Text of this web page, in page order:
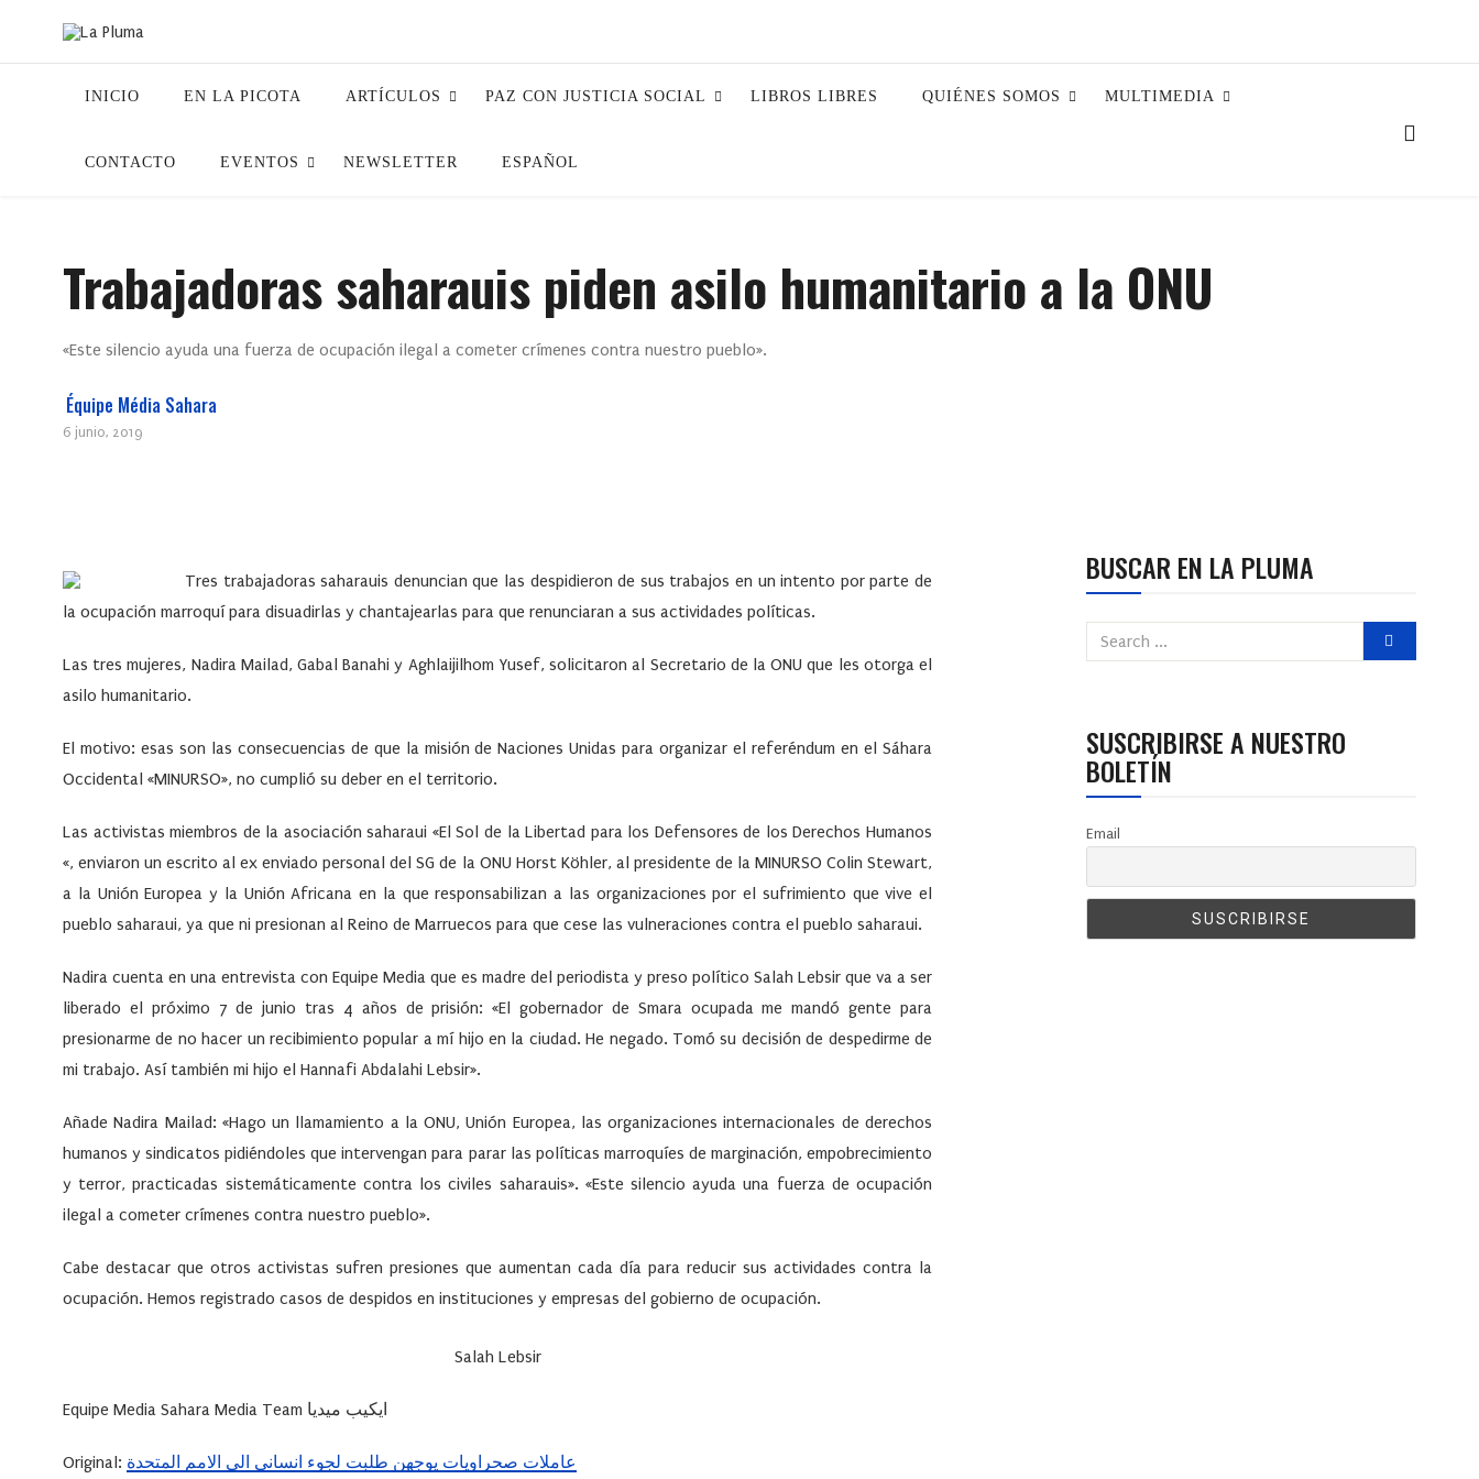
INICIO EN LA PICOTA ARTÍCULOS PAZ CON JUSTICIA SOCIAL LIBROS LIBRES QUIÉNES SOMOS MULTIMEDIA
CONTACTO EVENTOS NEWSLETTER ESPAÑOL
Trabajadoras saharauis piden asilo humanitario a la ONU
«Este silencio ayuda una fuerza de ocupación ilegal a cometer crímenes contra nuestro pueblo».
Équipe Média Sahara
6 junio, 2019
Tres trabajadoras saharauis denuncian que las despidieron de sus trabajos en un intento por parte de
la ocupación marroquí para disuadirlas y chantajearlas para que renunciaran a sus actividades políticas.
Las tres mujeres, Nadira Mailad, Gabal Banahi y Aghlaijilhom Yusef, solicitaron al Secretario de la ONU que les otorga el
asilo humanitario.
El motivo: esas son las consecuencias de que la misión de Naciones Unidas para organizar el referéndum en el Sáhara
Occidental «MINURSO», no cumplió su deber en el territorio.
Las activistas miembros de la asociación saharaui «El Sol de la Libertad para los Defensores de los Derechos Humanos
«, enviaron un escrito al ex enviado personal del SG de la ONU Horst Köhler, al presidente de la MINURSO Colin Stewart,
a la Unión Europea y la Unión Africana en la que responsabilizan a las organizaciones por el sufrimiento que vive el
pueblo saharaui, ya que ni presionan al Reino de Marruecos para que cese las vulneraciones contra el pueblo saharaui.
Nadira cuenta en una entrevista con Equipe Media que es madre del periodista y preso político Salah Lebsir que va a ser
liberado el próximo 7 de junio tras 4 años de prisión: «El gobernador de Smara ocupada me mandó gente para
presionarme de no hacer un recibimiento popular a mí hijo en la ciudad. He negado. Tomó su decisión de despedirme de
mi trabajo. Así también mi hijo el Hannafi Abdalahi Lebsir».
Añade Nadira Mailad: «Hago un llamamiento a la ONU, Unión Europea, las organizaciones internacionales de derechos
humanos y sindicatos pidiéndoles que intervengan para parar las políticas marroquíes de marginación, empobrecimiento
y terror, practicadas sistemáticamente contra los civiles saharauis». «Este silencio ayuda una fuerza de ocupación
ilegal a cometer crímenes contra nuestro pueblo».
Cabe destacar que otros activistas sufren presiones que aumentan cada día para reducir sus actividades contra la
ocupación. Hemos registrado casos de despidos en instituciones y empresas del gobierno de ocupación.
Salah Lebsir
Equipe Media Sahara Media Team ايكيب ميديا
Original: عاملات صحراويات يوجهن طلبت لجوء انساني الى الامم المتحدة
BUSCAR EN LA PLUMA
SUSCRIBIRSE A NUESTRO
BOLETÍN
Email